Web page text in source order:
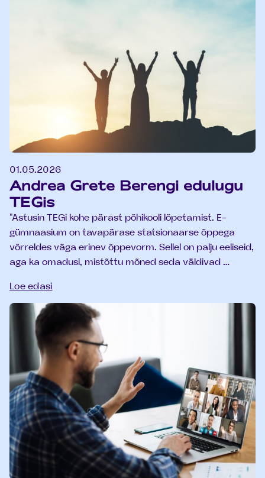
01.05.2026
Andrea Grete Berengi edulugu
TEGis
"Astusin TEGi kohe pärast põhikooli lõpetamist. E-
gümnaasium on tavapärase statsionaarse õppega
võrreldes väga erinev õppevorm. Sellel on palju eeliseid,
aga ka omadusi, mistõttu mõned seda väldivad …
Loe edasi